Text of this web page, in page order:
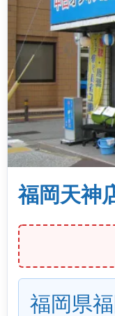
福岡天神
福岡県